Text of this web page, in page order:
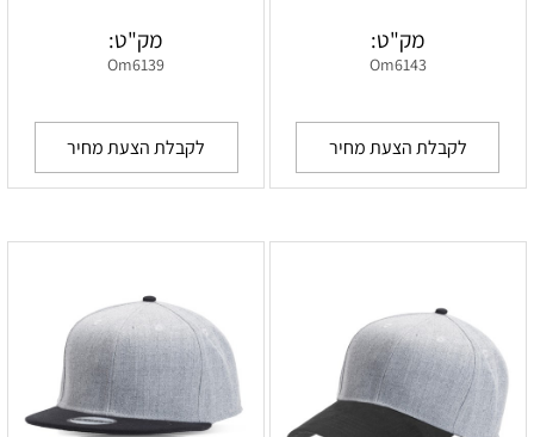
מק"ט:
Om6143
לקבלת הצעת מחיר
מק"ט:
Om6139
לקבלת הצעת מחיר